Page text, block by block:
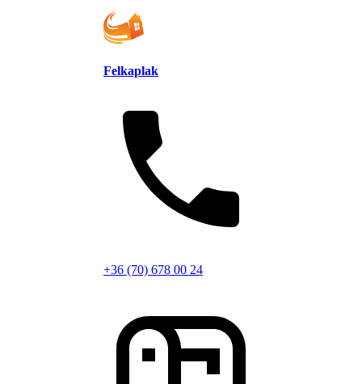
Felkaplak
+36 (70) 678 00 24